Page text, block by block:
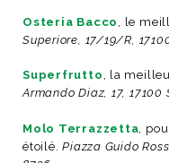
Osteria Bacco , le
Superiore, 17/19/R,
Superfrutto , la
Armando Diaz, 17, 17100
Molo Terrazzetta ,
étoilé.Piazza Guido